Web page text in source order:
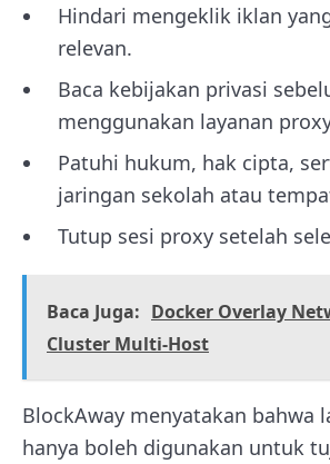
Hindari mengeklik iklan
relevan.
Baca kebijakan privasi
menggunakan layanan
Patuhi hukum, hak cipta,
jaringan sekolah atau
Tutup sesi proxy setelah
Baca Juga: Docker Overlay
Cluster Multi-Host
BlockAway menyatakan bahwa
hanya boleh digunakan untuk